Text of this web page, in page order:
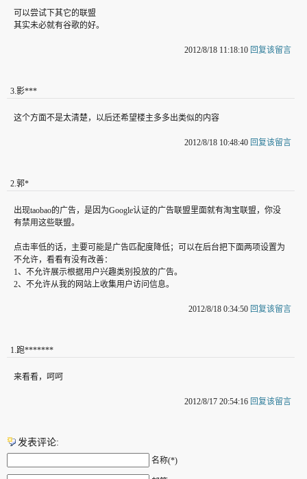
可以尝试下其它的联盟
其实未必就有谷歌的好。
2012/8/18 11:18:10 回复该留言
3.影***
这个方面不是太清楚，以后还希望楼主多多出类似的内容
2012/8/18 10:48:40 回复该留言
2.郭*
出现taobao的广告，是因为Google认证的广告联盟里面就有淘宝联盟，你没
有禁用这些联盟。
点击率低的话，主要可能是广告匹配度降低；可以在后台把下面两项设置为
不允许，看看有没有改善：
1、不允许展示根据用户兴趣类别投放的广告。
2、不允许从我的网站上收集用户访问信息。
2012/8/18 0:34:50 回复该留言
1.跑*******
来看看，呵呵
2012/8/17 20:54:16 回复该留言
发表评论:
名称(*)